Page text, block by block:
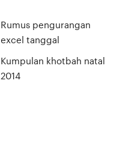
Rumus pengurangan
excel tanggal
Kumpulan khotbah natal
2014